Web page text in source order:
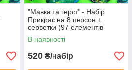
"Мавка та герої" - Набір
Прикрас на 8 персон +
серветки (97 елементів
декору)
В наявності
520 ₴/набір